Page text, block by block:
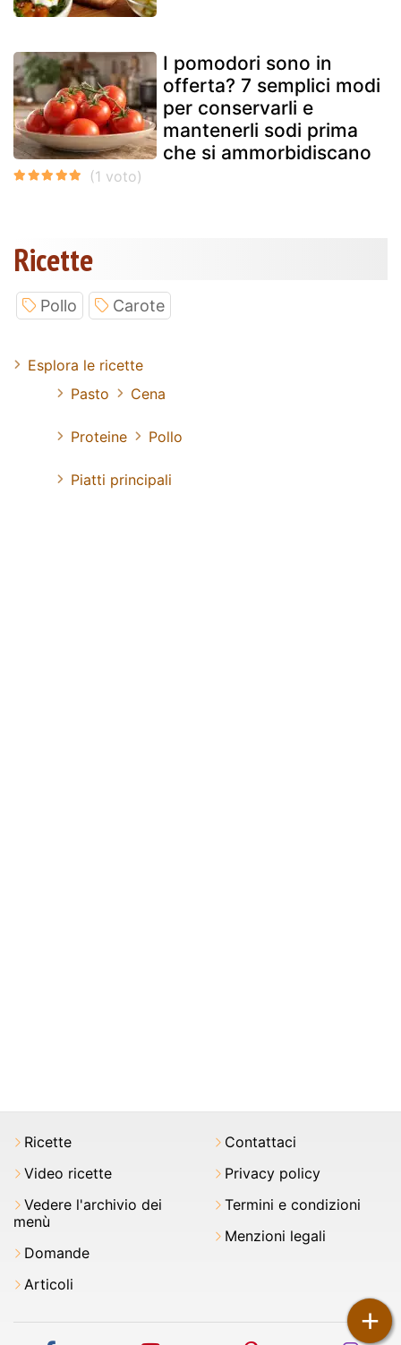
+
I pomodori sono in
offerta? 7 semplici modi
per conservarli e
mantenerli sodi prima
che si ammorbidiscano
Ricette
Pollo Carote
Esplora le ricette
Pasto
Cena
Proteine Pollo
Piatti principali
Ricette
Video ricette
Vedere l'archivio dei
menù
Domande
Articoli
Contattaci
Privacy policy
Termini e condizioni
Menzioni legali